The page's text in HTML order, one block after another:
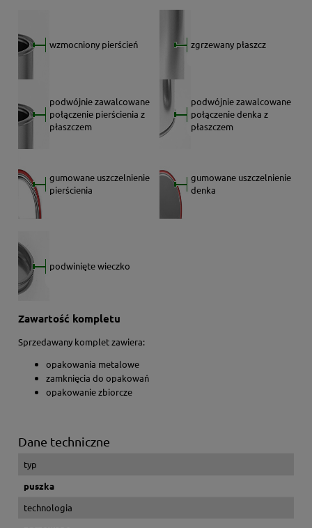
wzmocniony pierścień zgrzewany płaszcz
podwójnie zawalcowane
połączenie pierścienia z
płaszczem
podwójnie zawalcowane
połączenie denka z
płaszczem
gumowane uszczelnienie
pierścienia
gumowane uszczelnienie
denka
podwinięte wieczko
Zawartość kompletu
Sprzedawany komplet zawiera:
opakowania metalowe
zamknięcia do opakowań
opakowanie zbiorcze
Dane techniczne
typ
puszka
technologia